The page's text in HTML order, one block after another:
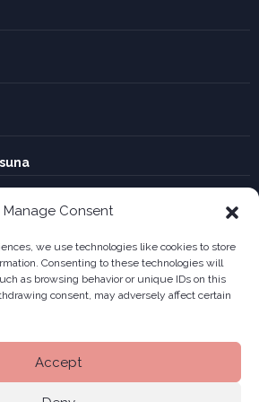
Manage Consent
we use technologies like cookies to store
Consenting to these technologies will
as browsing behavior or unique IDs on this
consent, may adversely affect certain
Accept